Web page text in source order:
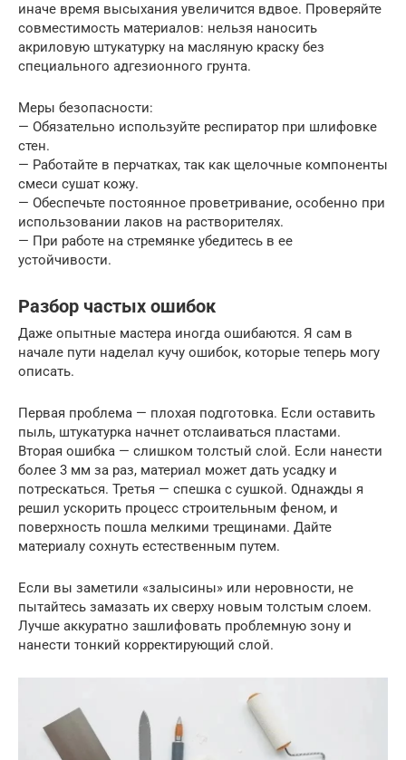
иначе время высыхания увеличится вдвое. Проверяйте
совместимость материалов: нельзя наносить
акриловую штукатурку на масляную краску без
специального адгезионного грунта.
Меры безопасности:
— Обязательно используйте респиратор при шлифовке
стен.
— Работайте в перчатках, так как щелочные компоненты
смеси сушат кожу.
— Обеспечьте постоянное проветривание, особенно при
использовании лаков на растворителях.
— При работе на стремянке убедитесь в ее
устойчивости.
Разбор частых ошибок
Даже опытные мастера иногда ошибаются. Я сам в
начале пути наделал кучу ошибок, которые теперь могу
описать.
Первая проблема — плохая подготовка. Если оставить
пыль, штукатурка начнет отслаиваться пластами.
Вторая ошибка — слишком толстый слой. Если нанести
более 3 мм за раз, материал может дать усадку и
потрескаться. Третья — спешка с сушкой. Однажды я
решил ускорить процесс строительным феном, и
поверхность пошла мелкими трещинами. Дайте
материалу сохнуть естественным путем.
Если вы заметили «залысины» или неровности, не
пытайтесь замазать их сверху новым толстым слоем.
Лучше аккуратно зашлифовать проблемную зону и
нанести тонкий корректирующий слой.